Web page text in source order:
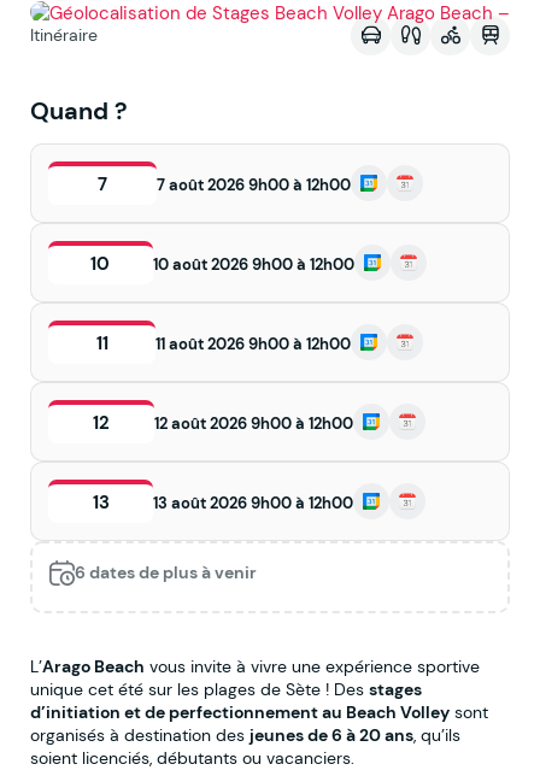
Itinéraire
Quand ?
7 7 août 2026 9h00 à 12h00
10 10 août 2026 9h00 à 12h00
11 11 août 2026 9h00 à 12h00
12 12 août 2026 9h00 à 12h00
13 13 août 2026 9h00 à 12h00
6 dates de plus à venir
L’Arago Beach vous invite à vivre une expérience sportive
unique cet été sur les plages de Sète ! Des stages
d’initiation et de perfectionnement au Beach Volley sont
organisés à destination des jeunes de 6 à 20 ans, qu’ils
soient licenciés, débutants ou vacanciers.